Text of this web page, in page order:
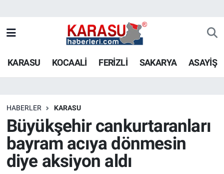
KARASU KOCAALİ FERİZLİ SAKARYA ASAYİŞ
HABERLER KARASU
Büyükşehir cankurtaranları
bayram acıya dönmesin
diye aksiyon aldı